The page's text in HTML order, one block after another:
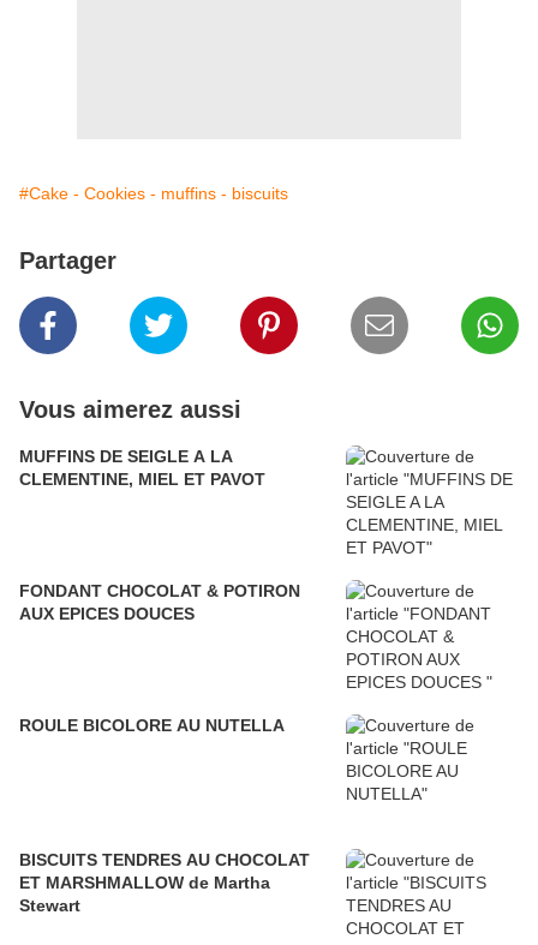
#Cake - Cookies - muffins - biscuits
Partager
Vous aimerez aussi
MUFFINS DE SEIGLE A LA
CLEMENTINE, MIEL ET PAVOT
FONDANT CHOCOLAT & POTIRON
AUX EPICES DOUCES
ROULE BICOLORE AU NUTELLA
BISCUITS TENDRES AU CHOCOLAT
ET MARSHMALLOW de Martha
Stewart